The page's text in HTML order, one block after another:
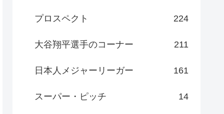
プロスペクト 224
大谷翔平選手のコーナー 211
日本人メジャーリーガー 161
スーパー・ピッチ 14